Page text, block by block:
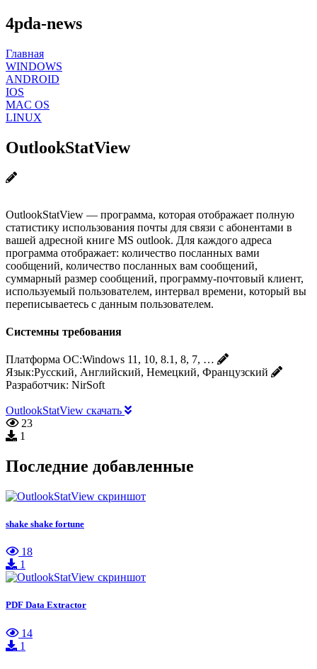
4pda-news
Главная
WINDOWS
ANDROID
IOS
MAC OS
LINUX
OutlookStatView
OutlookStatView — программа, которая отображает полную
статистику использования почты для связи с абонентами в
вашей адресной книге MS outlook. Для каждого адреса
программа отображает: количество посланных вами
сообщений, количество посланных вам сообщений,
суммарный размер сообщений, программу-почтовый клиент,
используемый пользователем, интервал времени, который вы
переписываетесь с данным пользователем.
Системны требования
Платформа ОС:Windows 11, 10, 8.1, 8, 7, …
Язык:Русский, Английский, Немецкий, Французский
Разработчик: NirSoft
OutlookStatView скачать
23
1
Последние добавленные
shake shake fortune
18
1
PDF Data Extractor
14
1